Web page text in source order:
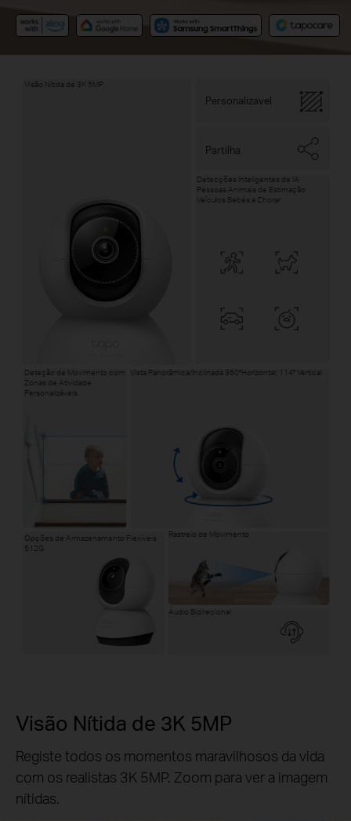
Visão Nítida de 3K 5MP
Personalizavel
Partilha
Detecções Inteligentes de IA
Pessoas Animais de Estimação
Veículos Bebés a Chorar
Deteção de Movimento com
Zonas de Atividade
Personalizáveis
Vista Panorâmica/Inclinada 360°Horizontal; 114° Vertical
Opções de Armazenamento Flexíveis
512G
Rastreio de Movimento
Áudio Bidirecional
Visão Nítida de 3K 5MP
Registe todos os momentos maravilhosos da vida
com os realistas 3K 5MP. Zoom para ver a imagem
nítidas.